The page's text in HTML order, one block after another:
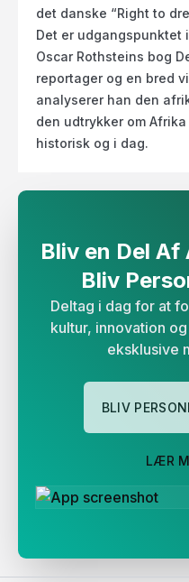
det danske “Right to
Det er
Oscar Rothsteins bog
reportager og en bred
analyserer han den
den udtrykker om
historisk og i dag.
Bliv en Del
Bliv
Deltag i dag for at
kultur, innovation
eksklusive
BLIV
LÆR